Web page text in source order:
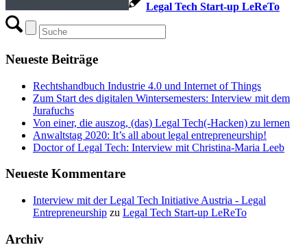
Legal Tech Start-up LeReTo
Neueste Beiträge
Rechtshandbuch Industrie 4.0 und Internet of Things
Zum Start des digitalen Wintersemesters: Interview mit dem
Jurafuchs
Von einer, die auszog, (das) Legal Tech(-Hacken) zu lernen
Anwaltstag 2020: It’s all about legal entrepreneurship!
Doctor of Legal Tech: Interview mit Christina-Maria Leeb
Neueste Kommentare
Interview mit der Legal Tech Initiative Austria - Legal
Entrepreneurship zu Legal Tech Start-up LeReTo
Archiv